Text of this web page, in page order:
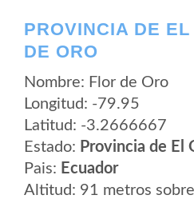
PROVINCIA DE
DE ORO
Nombre: Flor de Oro
Longitud: -79.95
Latitud: -3.2666667
Estado: Provincia de El
Pais: Ecuador
Altitud: 91 metros